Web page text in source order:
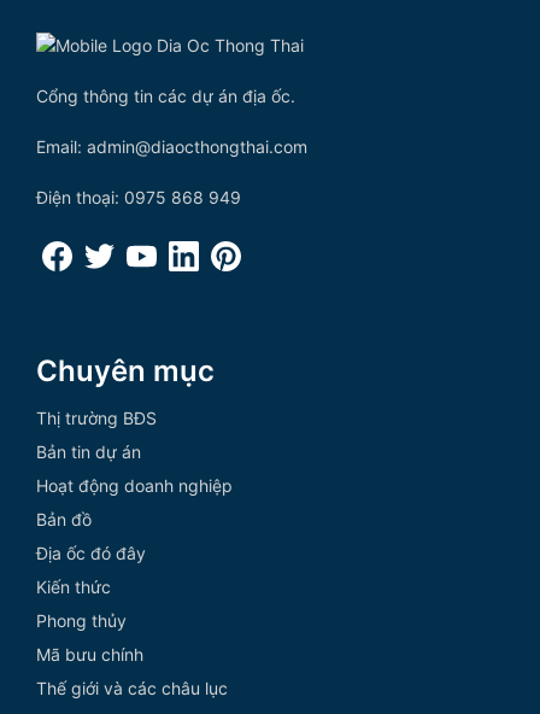
Cổng thông tin các dự án địa ốc.
Email: admin@diaocthongthai.com
Điện thoại: 0975 868 949
Chuyên mục
Thị trường BĐS
Bản tin dự án
Hoạt động doanh nghiệp
Bản đồ
Địa ốc đó đây
Kiến thức
Phong thủy
Mã bưu chính
Thế giới và các châu lục